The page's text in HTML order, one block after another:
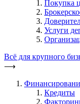
Покупка
Услуги
Всё для крупного
⟶
Кредиты